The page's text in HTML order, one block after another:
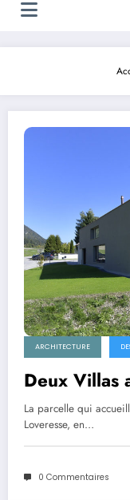
ARCHITECTURE
Deux Villas
La parcelle qui
Loveresse, en…
0 Commentaires